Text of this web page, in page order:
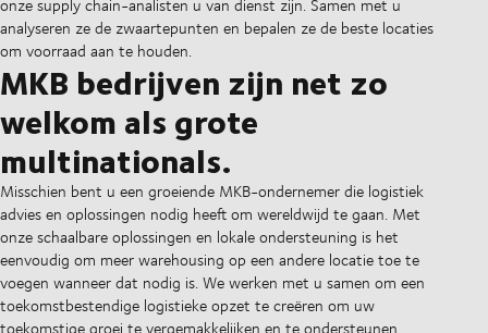
onze supply chain-analisten u van dienst zijn. Samen met u
analyseren ze de zwaartepunten en bepalen ze de beste locaties
om voorraad aan te houden.
MKB bedrijven zijn net zo
welkom als grote
multinationals.
Misschien bent u een groeiende MKB-ondernemer die logistiek
advies en oplossingen nodig heeft om wereldwijd te gaan. Met
onze schaalbare oplossingen en lokale ondersteuning is het
eenvoudig om meer warehousing op een andere locatie toe te
voegen wanneer dat nodig is. We werken met u samen om een
toekomstbestendige logistieke opzet te creëren om uw
toekomstige groei te vergemakkelijken en te ondersteunen.